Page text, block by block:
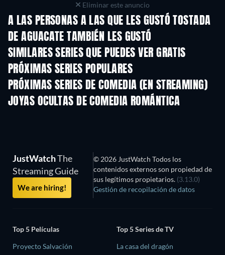
Eliminar este anuncio
A LAS PERSONAS A LAS QUE LES GUSTÓ TOSTADA
DE AGUACATE TAMBIÉN LES GUSTÓ
TV
SIMILARES SERIES QUE PUEDES VER GRATIS
TV TV
PRÓXIMAS SERIES POPULARES
TV
PRÓXIMAS SERIES DE COMEDIA (EN STREAMING)
Temporada 6 Temporada 2
JOYAS OCULTAS DE COMEDIA ROMÁNTICA
TV
JustWatchThe
Streaming Guide
We are hiring!
© 2026 JustWatch Todos los
contenidos externos son propiedad de
sus legítimos propietarios. (3.13.0)
Gestión de recopilación de datos
Top 5 Películas
Proyecto Salvación
Top 5 Series de TV
La casa del dragón